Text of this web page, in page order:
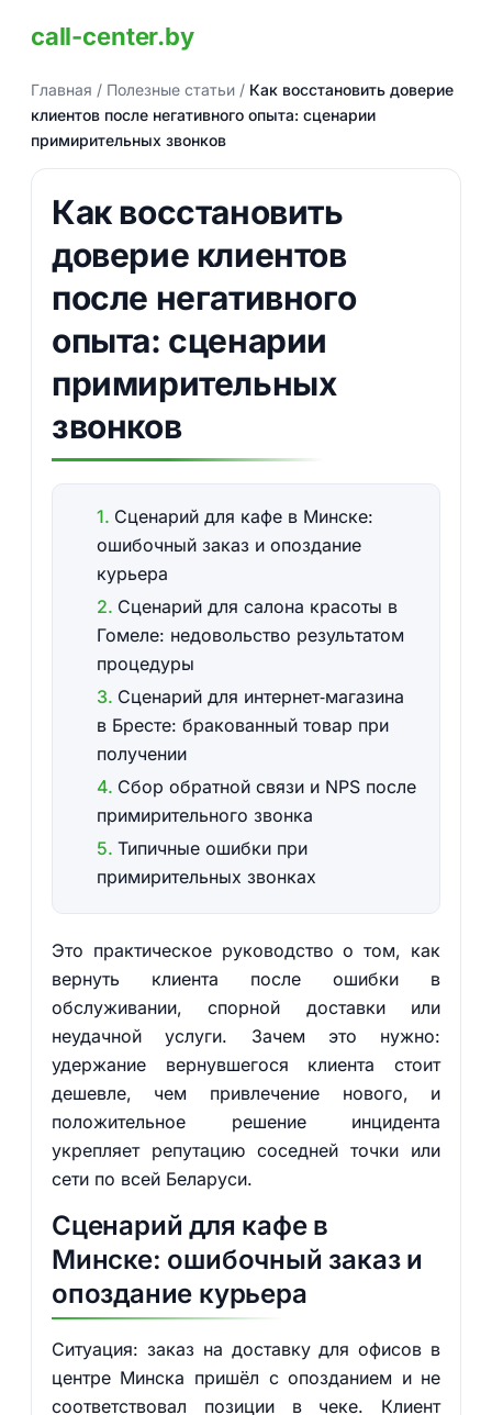
call-center.by
Главная / Полезные статьи/ Как восстановить доверие
клиентов после негативного опыта: сценарии
примирительных звонков
Как восстановить
доверие клиентов
после негативного
опыта: сценарии
примирительных
звонков
Сценарий для кафе в Минске:
ошибочный заказ и опоздание
курьера
Сценарий для салона красоты в
Гомеле: недовольство результатом
процедуры
Сценарий для интернет‑магазина
в Бресте: бракованный товар при
получении
Сбор обратной связи и NPS после
примирительного звонка
Типичные ошибки при
примирительных звонках
Это практическое руководство о том, как
вернуть клиента после ошибки в
обслуживании, спорной доставки или
неудачной услуги. Зачем это нужно:
удержание вернувшегося клиента стоит
дешевле, чем привлечение нового, и
положительное решение инцидента
укрепляет репутацию соседней точки или
сети по всей Беларуси.
Сценарий для кафе в
Минске: ошибочный заказ и
опоздание курьера
Ситуация: заказ на доставку для офисов в
центре Минска пришёл с опозданием и не
соответствовал позиции в чеке. Клиент